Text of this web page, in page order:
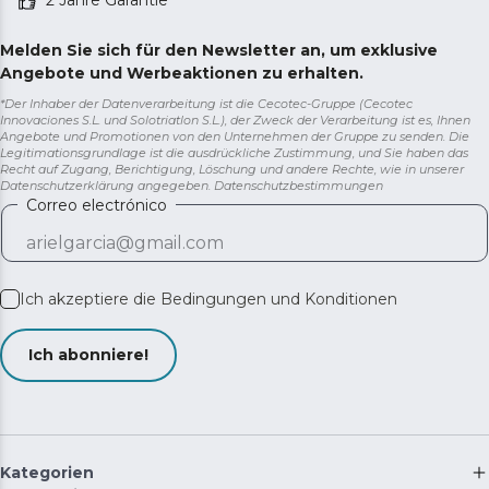
Melden Sie sich für den Newsletter an, um exklusive
Angebote und Werbeaktionen zu erhalten.
*Der Inhaber der Datenverarbeitung ist die Cecotec-Gruppe (Cecotec
Innovaciones S.L. und Solotriatlon S.L.), der Zweck der Verarbeitung ist es, Ihnen
Angebote und Promotionen von den Unternehmen der Gruppe zu senden. Die
Legitimationsgrundlage ist die ausdrückliche Zustimmung, und Sie haben das
Recht auf Zugang, Berichtigung, Löschung und andere Rechte, wie in unserer
Datenschutzerklärung angegeben. Datenschutzbestimmungen
Correo electrónico
Ich akzeptiere die Bedingungen und Konditionen
Ich abonniere!
Kategorien